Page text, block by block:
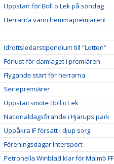
Uppstart för Boll o Lek på söndag
Herrarna vann hemmapremiären!
Idrottsledarstipendium till "Lotten"
Förlust för damlaget i premiären
Flygande start för herrarna
Seriepremiärer
Uppstartsmöte Boll o Lek
Nationaldagsfirande i Hjärups park
Uppåkra IF försatt i djup sorg
Föreningsdagar Intersport
Petronella Winblad klar för Malmö FF